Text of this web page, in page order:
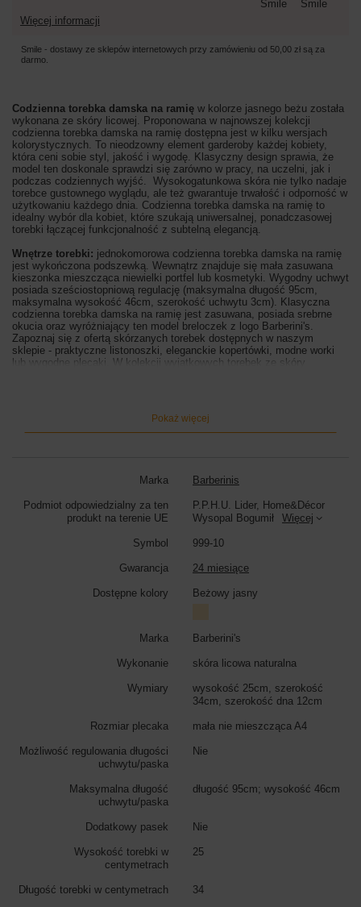
Więcej informacji
Smile - dostawy ze sklepów internetowych przy zamówieniu od 50,00 zł są za
darmo.
Codzienna torebka damska na ramię w kolorze jasnego beżu została
wykonana ze skóry licowej.
Proponowana w najnowszej kolekcji
codzienna torebka damska na ramię dostępna jest w kilku wersjach
kolorystycznych. To nieodzowny element garderoby każdej kobiety,
która ceni sobie styl, jakość i wygodę. Klasyczny design sprawia, że
model ten doskonale sprawdzi się zarówno w pracy, na uczelni, jak i
podczas codziennych wyjść. Wysokogatunkowa skóra nie tylko nadaje
torebce gustownego wyglądu, ale też gwarantuje trwałość i odporność w
użytkowaniu każdego dnia. Codzienna torebka damska na ramię to
idealny wybór dla kobiet, które szukają uniwersal nej, ponadczasowej
torebki łączącej funkcjonalność z subtelną elegancją.
Wnętrze torebki: jednokomorowa codzienna torebka damska na ramię
jest wykończona podszewką. Wewnątrz znajduje się mała zasuwana
kieszonka mieszcząca niewielki portfel lub kosmetyki. Wygodny uchwyt
posiada sześciostopniową regulację (maksymalna długość 95cm,
maksymalna wysokość 46cm, szerokość uchwytu 3cm). Klasyczna
codzienna torebka damska na ramię jest zasuwana, posiada srebrne
okucia oraz wyróżniający ten model breloczek z logo Barberini's.
Zapoznaj się z ofertą skórzanych torebek dostępnych w naszym
sklepie - praktyczne listonoszki, eleganckie kopertówki, modne worki
lub wygodne plecaki. W kolekcji wyjątkowych torebek ze skóry
akcjach rabatowych oraz uzupełnieniu stanów magazynowych.
beżowy jasny
Pokaż więcej
Marka Barberinis
Podmiot odpowiedzialny za ten
produkt na terenie UE
P.P.H.U. Lider, Home&Décor
Wysopal Bogumił
Więcej
Symbol 999-10
Gwarancja 24 miesiące
Dostępne kolory Beżowy jasny
Marka Barberini's
Wykonanie skóra licowa naturalna
Wymiary
wysokość 25cm, szerokość
34cm, szerokość dna 12cm
Rozmiar plecaka mała nie mieszcząca A4
Możliwość regulowania długości
uchwytu/paska
Nie
Maksymalna długość
uchwytu/paska
długość 95cm; wysokość 46cm
Dodatkowy pasek Nie
Wysokość torebki w
centymetrach
25
Długość torebki w centymetrach 34